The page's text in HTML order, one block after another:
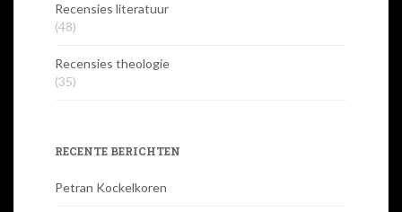
Recensies literatuur
(48)
Recensies theologie
(35)
RECENTE BERICHTEN
Petran Kockelkoren